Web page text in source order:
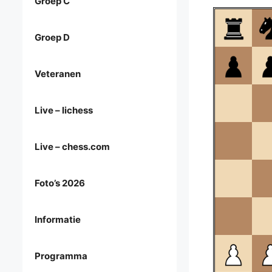
Groep D
Veteranen
Live – lichess
Live – chess.com
Foto’s 2026
Informatie
Programma